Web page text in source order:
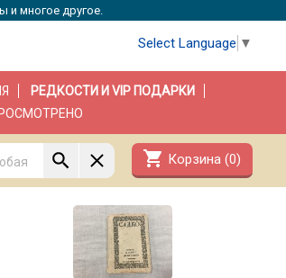
и многое другое.
Select Language ▼
РЕДКОСТИ И VIP ПОДАРКИ
shopping_cart Корзина (0)